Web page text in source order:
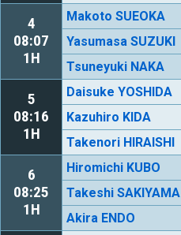
4
08:07
1H
Makoto SUEOKA
Yasumasa SUZUKI
Tsuneyuki NAKA
5
08:16
1H
Daisuke YOSHIDA
Kazuhiro KIDA
Takenori HIRAISHI
6
08:25
1H
Hiromichi KUBO
Takeshi SAKIYAMA
Akira ENDO